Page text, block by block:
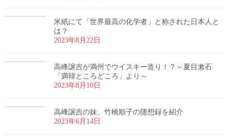
米紙にて「世界最高の化学者」と称された日本人と
は？
2023年8月22日
高峰譲吉が満州でウイスキー造り！？～夏目漱石
「満韓ところどころ」より～
2023年8月10日
高峰譲吉の妹、竹橋順子の随想録を紹介
2023年6月14日